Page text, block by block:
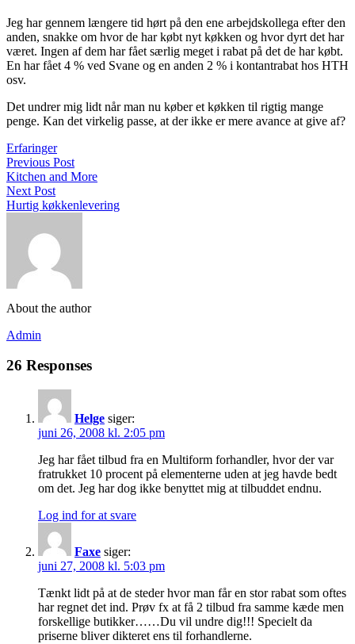
Jeg har gennem længere tid hørt på den ene arbejdskollega efter den
anden, snakke om hvor de har købt nyt køkken og hvor dyrt det har
været. Ingen af dem har fået særlig meget i rabat på det de har købt.
En har fået 4 % ved Svane og en anden 2 % i kontantrabat hos HTH
osv.
Det undrer mig lidt når man nu køber et køkken til rigtig mange
penge. Kan det virkelig passe, at der ikke er mere avance at give af?
Erfaringer
Previous Post
Kitchen and More
Next Post
Hurtig køkkenlevering
About the author
Admin
26 Responses
Helge siger:
juni 26, 2008 kl. 2:05 pm
Jeg har fået tilbud fra en Multiform forhandler, hvor der var
fratrukket 10 procent på elementerne uden at jeg havde bedt
om det. Jeg har dog ikke benyttet mig at tilbuddet endnu.
Log ind for at svare
Faxe siger:
juni 27, 2008 kl. 5:03 pm
Tænkt lidt på at de steder hvor man får en stor rabat som oftes
har regnet det ind. Prøv fx at få 2 tilbud fra samme kæde men
forskellige butikker……Du vil undre dig!!! Specielt da
priserne bliver dikteret ens til forhandlerne.